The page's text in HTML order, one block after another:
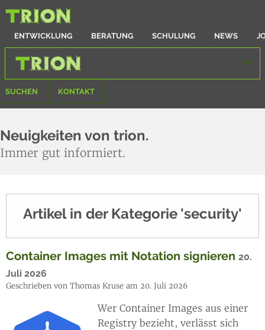
ENTWICKLUNG BERATUNG SCHULUNG NEWS
SUCHEN KONTAKT
Neuigkeiten von trion.
Immer gut informiert.
Artikel in der Kategorie 'security'
Container Images mit Notation signieren 20.
Juli 2026
Geschrieben von Thomas Kruse am 20. Juli 2026
Wer Container Images aus einer
Registry bezieht, verlässt sich